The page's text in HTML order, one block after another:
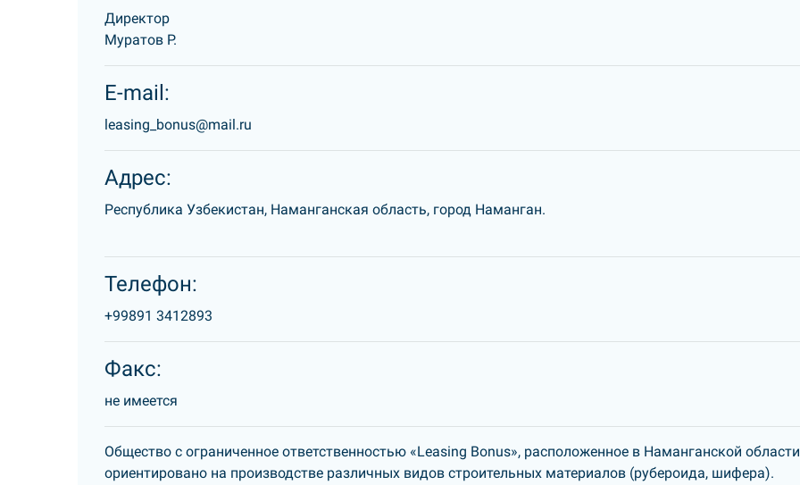
Директор
Муратов Р.
E-mail:
leasing_bonus@mail.ru
Адрес:
Республика Узбекистан, Наманганская область, город Наманган.
Телефон:
+99891 3412893
Факс:
не имеется
Общество с ограниченное ответственностью «Leasing Bonus», расположенное в Наманганской
ориентировано на производстве различных видов строительных материалов (рубероида, шифера).